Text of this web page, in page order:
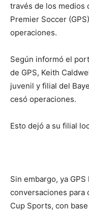
través de los medios
Premier Soccer
operaciones.
Según informó el
de GPS, Keith
juvenil y filial del
cesó operaciones.
Esto dejó a su filial
Sin embargo, ya
conversaciones para
Cup Sports, con